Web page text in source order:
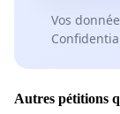
Vos
Autres pétitions